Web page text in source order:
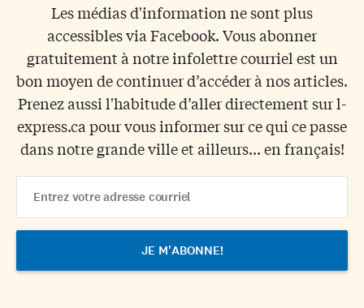
Les médias d'information ne sont plus
accessibles via Facebook. Vous abonner
gratuitement à notre infolettre courriel est un
bon moyen de continuer d’accéder à nos articles.
Prenez aussi l'habitude d’aller directement sur l-
express.ca pour vous informer sur ce qui ce passe
dans notre grande ville et ailleurs... en français!
Address